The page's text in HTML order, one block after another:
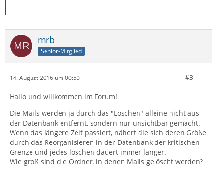
mrb
Senior-Mitglied
14. August 2016 um 00:50 #3
Hallo und willkommen im Forum!
Die Mails werden ja durch das "Löschen" alleine nicht aus
der Datenbank entfernt, sondern nur unsichtbar gemacht.
Wenn das längere Zeit passiert, nähert die sich deren Größe
durch das Reorganisieren in der Datenbank der kritischen
Grenze und jedes löschen dauert immer länger.
Wie groß sind die Ordner, in denen Mails gelöscht werden?